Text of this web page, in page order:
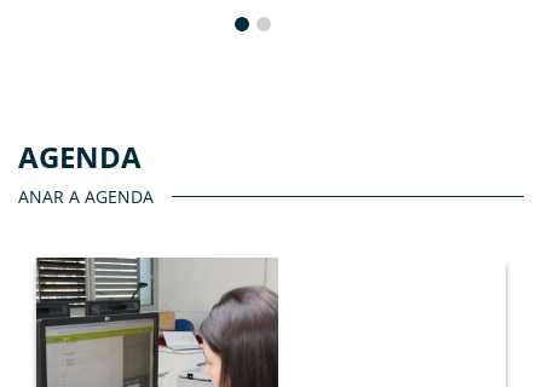
AGENDA
ANAR A AGENDA